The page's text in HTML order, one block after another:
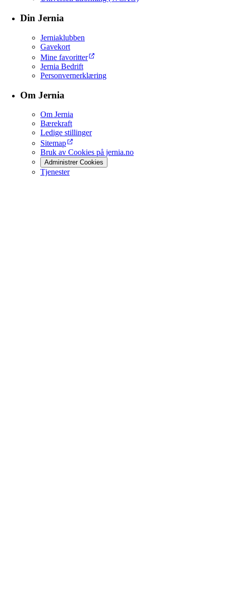
Din Jernia
Jerniaklubben
Gavekort
Mine favoritter
Jernia Bedrift
Personvernerklæring
Om Jernia
Om Jernia
Bærekraft
Ledige stillinger
Sitemap
Bruk av Cookies på jernia.no
Administrer Cookies
Tjenester